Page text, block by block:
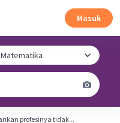
Masuk
profesinya tidak...